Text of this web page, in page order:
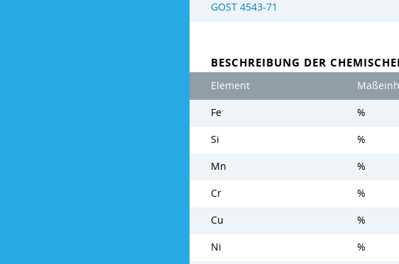
GOST 4543-71
BESCHREIBUNG DER
Element
Fe %
Si %
Mn %
Cr %
Cu %
Ni %